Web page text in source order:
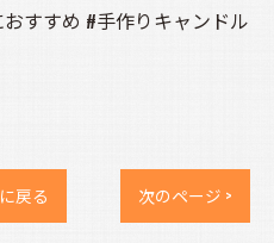
すすめ #手作りキャンドル
戻る 次のページ >